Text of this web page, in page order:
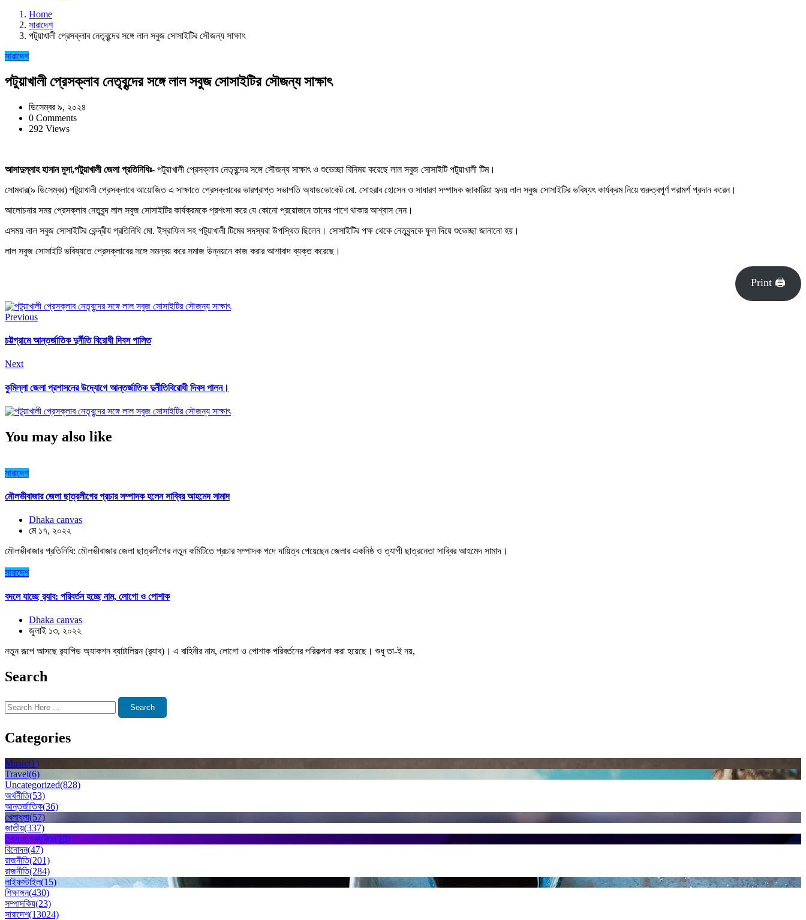
Home
সারাদেশ
পটুয়াখালী প্রেসক্লাব নেতৃবৃন্দের সঙ্গে লাল সবুজ সোসাইটির সৌজন্য সাক্ষাৎ
সারাদেশ
পটুয়াখালী প্রেসক্লাব নেতৃবৃন্দের সঙ্গে লাল সবুজ সোসাইটির সৌজন্য সাক্ষাৎ
ডিসেম্বর ৯, ২০২৪
0 Comments
292 Views
আসাদুল্লাহ হাসান মুসা,পটুয়াখালী জেলা প্রতিনিধিঃ- পটুয়াখালী প্রেসক্লাব নেতৃবৃন্দের সঙ্গে সৌজন্য সাক্ষাৎ ও শুভেচ্ছা বিনিময় করেছে লাল সবুজ সোসাইটি পটুয়াখালী টিম।
সোমবার(৯ ডিসেম্বর) পটুয়াখালী প্রেসক্লাবে আয়োজিত এ সাক্ষাতে প্রেসক্লাবের ভারপ্রাপ্ত সভাপতি অ্যাডভোকেট মো. সোহরাব হোসেন ও সাধারণ সম্পাদক জাকারিয়া হৃদয় লাল সবুজ সোসাইটির ভবিষ্যৎ কার্যক্রম নিয়ে গুরুত্বপূর্ণ পরামর্শ প্রদান করেন।
আলোচনার সময় প্রেসক্লাব নেতৃবৃন্দ লাল সবুজ সোসাইটির কার্যক্রমকে প্রশংসা করে যে কোনো প্রয়োজনে তাদের পাশে থাকার আশ্বাস দেন।
এসময় লাল সবুজ সোসাইটির কেন্দ্রীয় প্রতিনিধি মো. ইস্রাফিল সহ পটুয়াখালী টিমের সদস্যরা উপস্থিত ছিলেন। সোসাইটির পক্ষ থেকে নেতৃবৃন্দকে ফুল দিয়ে শুভেচ্ছা জানানো হয়।
লাল সবুজ সোসাইটি ভবিষ্যতে প্রেসক্লাবের সঙ্গে সমন্বয় করে সমাজ উন্নয়নে কাজ করার আশাবাদ ব্যক্ত করেছে।
Print 🖨
Previous
চট্টগ্রামে আন্তর্জাতিক দুর্নীতি বিরোধী দিবস পালিত
Next
কুমিল্লা জেলা প্রশাসনের উদ্যোগে আন্তর্জাতিক দুর্নীতিবিরোধী দিবস পালন।
You may also like
সারাদেশ
মৌলভীবাজার জেলা ছাত্রলীগের প্রচার সম্পাদক হলেন সাব্বির আহমেদ সামাদ
Dhaka canvas
মে ১৭, ২০২২
মৌলভীবাজার প্রতিনিধি: মৌলভীবাজার জেলা ছাত্রলীগের নতুন কমিটিতে প্রচার সম্পাদক পদে দায়িত্ব পেয়েছেন জেলার একনিষ্ঠ ও ত্যাগী ছাত্রনেতা সাব্বির আহমেদ সামাদ।
সারাদেশ
বদলে যাচ্ছে র‌্যাব: পরিবর্তন হচ্ছে নাম, লোগো ও পোশাক
Dhaka canvas
জুলাই ১৩, ২০২২
নতুন রূপে আসছে র‌্যাপিড অ্যাকশন ব্যাটালিয়ন (র‌্যাব)। এ বাহিনীর নাম, লোগো ও পোশাক পরিবর্তনের পরিকল্পনা করা হয়েছে। শুধু তা-ই নয়,
Search
Search
Categories
Music(1)
Travel(6)
Uncategorized(828)
অর্থনীতি(53)
আন্তর্জাতিক(36)
খেলাধুলা(57)
জাতীয়(337)
তথ্য ও প্রযুক্তি(10)
বিনোদন(47)
রাজনীতি(201)
রাজনীতি(284)
লাইফস্টাইল(15)
শিক্ষাঙ্গন(430)
সম্পাদকিয়(23)
সারাদেশ(13024)